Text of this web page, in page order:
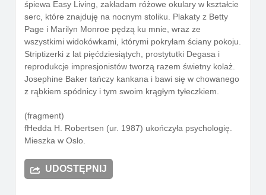
śpiewa Easy Living, zakładam różowe okulary w kształcie
serc, które znajduję na nocnym stoliku. Plakaty z Betty
Page i Marilyn Monroe pędzą ku mnie, wraz ze
wszystkimi widokówkami, którymi pokryłam ściany pokoju.
Striptizerki z lat pięćdziesiątych, prostytutki Degasa i
reprodukcje impresjonistów tworzą razem świetny kolaż.
Josephine Baker tańczy kankana i bawi się w chowanego
z rąbkiem spódnicy i tym swoim krągłym tyłeczkiem.
(fragment)
fHedda H. Robertsen (ur. 1987) ukończyła psychologię.
Mieszka w Oslo.
UDOSTĘPNIJ